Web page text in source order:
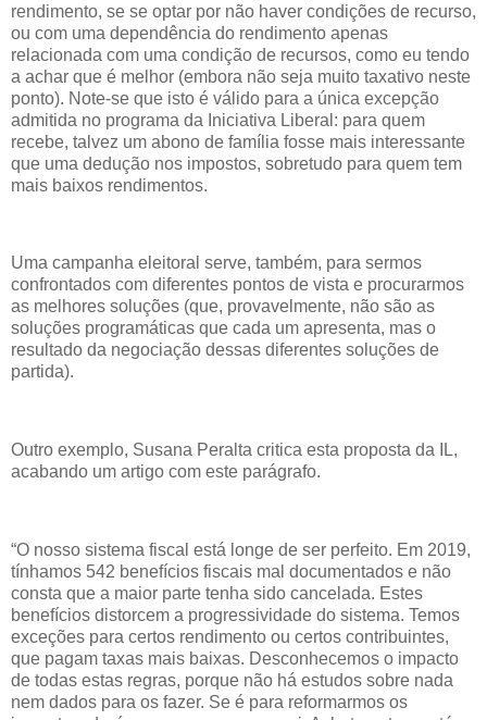
rendimento, se se optar por não haver condições de recurso,
ou com uma dependência do rendimento apenas
relacionada com uma condição de recursos, como eu tendo
a achar que é melhor (embora não seja muito taxativo neste
ponto). Note-se que isto é válido para a única excepção
admitida no programa da Iniciativa Liberal: para quem
recebe, talvez um abono de família fosse mais interessante
que uma dedução nos impostos, sobretudo para quem tem
mais baixos rendimentos.
Uma campanha eleitoral serve, também, para sermos
confrontados com diferentes pontos de vista e procurarmos
as melhores soluções (que, provavelmente, não são as
soluções programáticas que cada um apresenta, mas o
resultado da negociação dessas diferentes soluções de
partida).
Outro exemplo, Susana Peralta critica esta proposta da IL,
acabando um artigo com este parágrafo.
“O nosso sistema fiscal está longe de ser perfeito. Em 2019,
tínhamos 542 benefícios fiscais mal documentados e não
consta que a maior parte tenha sido cancelada. Estes
benefícios distorcem a progressividade do sistema. Temos
exceções para certos rendimento ou certos contribuintes,
que pagam taxas mais baixas. Desconhecemos o impacto
de todas estas regras, porque não há estudos sobre nada
nem dados para os fazer. Se é para reformarmos os